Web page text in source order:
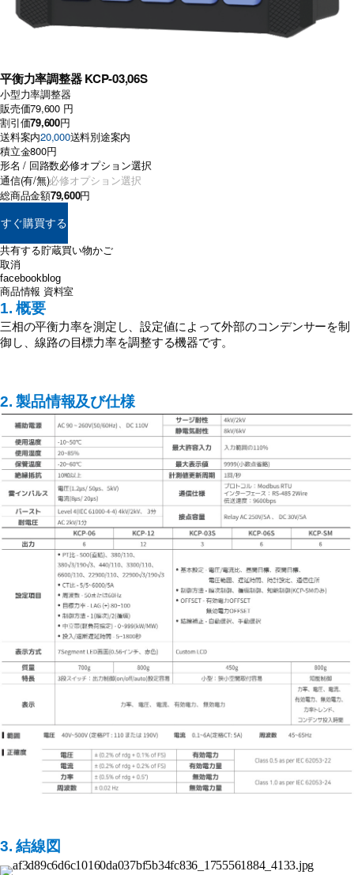
平衡力率調整器 KCP-03,06S
小型力率調整器
販売価79,600 円
割引価79,600円
送料案内20,000送料別途案内
積立金800円
形名 / 回路数
通信(有/無)
総商品金額79,600円
すぐ購買する
共有する貯蔵買い物かご
取消
facebookblog
商品情報 資料室
1. 概要
三相の平衡力率を測定し、設定値によって外部のコンデンサーを制
御し、線路の目標力率を調整する機器です。
2. 製品情報及び仕様
3. 結線図